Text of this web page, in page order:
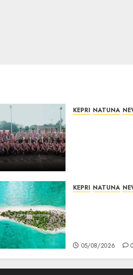
KEPRI NATUNA
KEPRI NATUNA
05/08/2026 0